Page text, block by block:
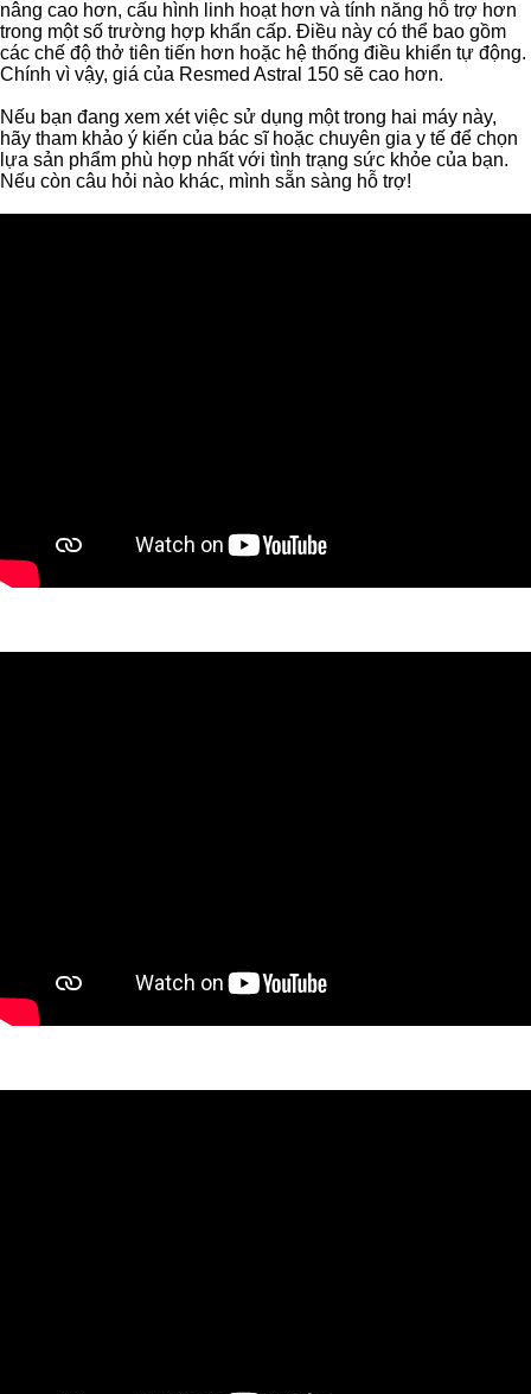
nâng cao hơn, cấu hình linh hoạt hơn và tính năng hỗ trợ hơn
trong một số trường hợp khẩn cấp. Điều này có thể bao gồm
các chế độ thở tiên tiến hơn hoặc hệ thống điều khiển tự động.
Chính vì vậy, giá của Resmed Astral 150 sẽ cao hơn.
Nếu bạn đang xem xét việc sử dụng một trong hai máy này,
hãy tham khảo ý kiến của bác sĩ hoặc chuyên gia y tế để chọn
lựa sản phẩm phù hợp nhất với tình trạng sức khỏe của bạn.
Nếu còn câu hỏi nào khác, mình sẵn sàng hỗ trợ!